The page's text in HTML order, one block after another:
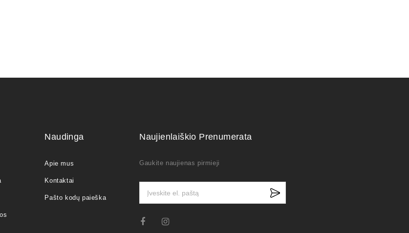
Naudinga
Apie mus
Kontaktai
Pašto kodų paieška
Naujienlaiškio Prenumerata
Gaukite naujienas pirmieji